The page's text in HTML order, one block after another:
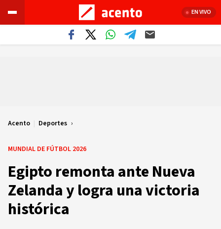
EN VIVO
Acento | Deportes
MUNDIAL DE FÚTBOL 2026
Egipto remonta ante Nueva
Zelanda y logra una victoria
histórica